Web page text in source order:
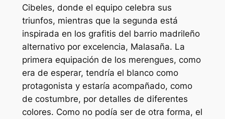
Cibeles, donde el equipo celebra sus
triunfos, mientras que la segunda está
inspirada en los grafitis del barrio madrileño
alternativo por excelencia, Malasaña. La
primera equipación de los merengues, como
era de esperar, tendría el blanco como
protagonista y estaría acompañado, como
de costumbre, por detalles de diferentes
colores. Como no podía ser de otra forma, el